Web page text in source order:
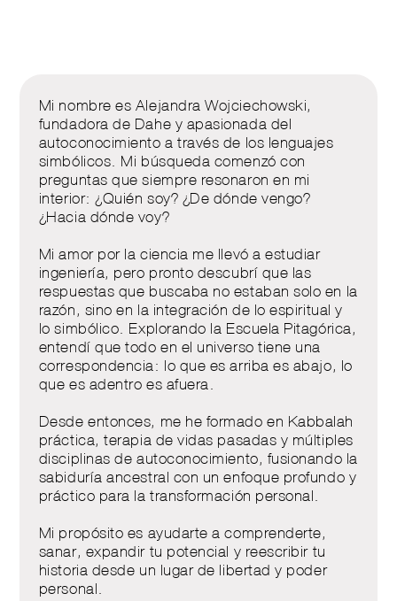
Mi nombre es Alejandra Wojciechowski,
fundadora de Dahe y apasionada del
autoconocimiento a través de los lenguajes
simbólicos. Mi búsqueda comenzó con
preguntas que siempre resonaron en mi
interior: ¿Quién soy? ¿De dónde vengo?
¿Hacia dónde voy?
Mi amor por la ciencia me llevó a estudiar
ingeniería, pero pronto descubrí que las
respuestas que buscaba no estaban solo en la
razón, sino en la integración de lo espiritual y
lo simbólico. Explorando la Escuela Pitagórica,
entendí que todo en el universo tiene una
correspondencia: lo que es arriba es abajo, lo
que es adentro es afuera.
Desde entonces, me he formado en Kabbalah
práctica, terapia de vidas pasadas y múltiples
disciplinas de autoconocimiento, fusionando la
sabiduría ancestral con un enfoque profundo y
práctico para la transformación personal.
Mi propósito es ayudarte a comprenderte,
sanar, expandir tu potencial y reescribir tu
historia desde un lugar de libertad y poder
personal.